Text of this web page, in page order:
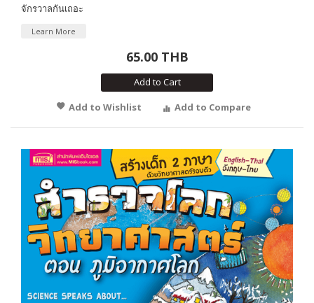
จักรวาลกันเถอะ
Learn More
65.00 THB
Add to Cart
Add to Wishlist
Add to Compare